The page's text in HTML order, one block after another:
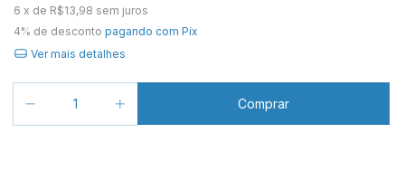
6 x de R$13,98 sem juros
4% de desconto pagando com Pix
Ver mais detalhes